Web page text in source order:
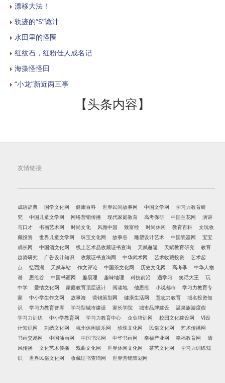
漂移大法！
轨迹的“S”诡计
水田里的怪圈
红纹石，红粉佳人成名记
海藻怪怪田
“小龙”新近两三事
【头条内容】
友情链接
成语辞典 国学文化网 健康百科 世界民间故事网 中国文学网
学习力教育研
究
中国儿童文学网 网络营销传播 现代家庭教育 高考保研 中国兰花网
演讲
与口才
书画艺术网 时尚文化 风雅中国 致富经 时尚休闲 教育百科
文玩收
藏投资
世界儿童文学网 珠宝文化网 故事谷 雕塑设计艺术 中国瓷器网
宝宝
成长网
中国酒文化网 线上艺术品收藏证书查询 天赋邂逅 天赋教育研究
教育
趋势研究
广告设计知识 收藏证书查询网 中华武术网 艺术收藏投资
艺术起
点
忆西湖 天赋车站 作文评论 中国茶文化网 历史文化网 高考季
中华人物
谱
思维谷 中国书画网 趣易理 趣味地理 科技前沿 遇学习 笑话大王
玩
中学
爱情文化网 家庭教育顶层设计 阅读地 他思维 小说都市
学习力教育专
家
中小学生作文网 故事海 营销策划网 健康生活网 意志力教育
域名投资知
识
学习力教育智库 学习型城市建设 家长学院 城市品牌建设
温泉旅游度假
学习力训练
中小学教育网 学习力教育中心 企业培训网 校园文化建设网
VI设
计知识网
刺绣文化网 杭州休闲娱乐网 珍珠文化网 民俗文化网
艺术传播网
书画交易网
中国油画网 中国书法网 中华书画网 幸福产业网 幸福教育网
清
风传播
文化艺术传播 戏曲文化网 世界休闲文化网 茶艺文化网
学习力训练知
识
世界民俗文化网 收藏证书查询网 世界营销策划网